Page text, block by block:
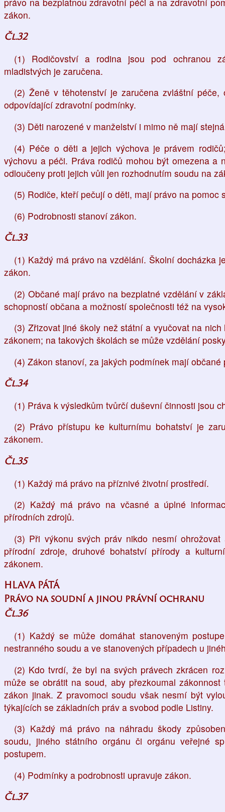
zákon.
Čl.32
(1) Rodičovství a rodina jsou pod ochranou
mladistvých je zaručena.
(2) Ženě v těhotenství je zaručena zvláštní
odpovídající zdravotní podmínky.
(3) Děti narozené v manželství i mimo ně mají
(4) Péče o děti a jejich výchova je právem
výchovu a péči. Práva rodičů mohou být omezena a
odloučeny proti jejich vůli jen rozhodnutím soudu na
(5) Rodiče, kteří pečují o děti, mají právo na pomoc
(6) Podrobnosti stanoví zákon.
Čl.33
(1) Každý má právo na vzdělání. Školní docházka
zákon.
(2) Občané mají právo na bezplatné vzdělání v
schopností občana a možností společnosti též na
(3) Zřizovat jiné školy než státní a vyučovat na
zákonem; na takových školách se může vzdělání
(4) Zákon stanoví, za jakých podmínek mají
Čl.34
(1) Práva k výsledkům tvůrčí duševní činnosti jsou
(2) Právo přístupu ke kulturnímu bohatství je
zákonem.
Čl.35
(1) Každý má právo na příznivé životní prostředí.
(2) Každý má právo na včasné a úplné
přírodních zdrojů.
(3) Při výkonu svých práv nikdo nesmí
přírodní zdroje, druhové bohatství přírody a
zákonem.
HLAVA PÁTÁ
Právo na soudní a jinou právní ochranu
Čl.36
(1) Každý se může domáhat stanoveným
nestranného soudu a ve stanovených případech u
(2) Kdo tvrdí, že byl na svých právech zkrácen
může se obrátit na soud, aby přezkoumal
zákon jinak. Z pravomoci soudu však nesmí být
týkajících se základních práv a svobod podle Listiny.
(3) Každý má právo na náhradu škody
soudu, jiného státního orgánu či orgánu veřejné
postupem.
(4) Podmínky a podrobnosti upravuje zákon.
Čl.37